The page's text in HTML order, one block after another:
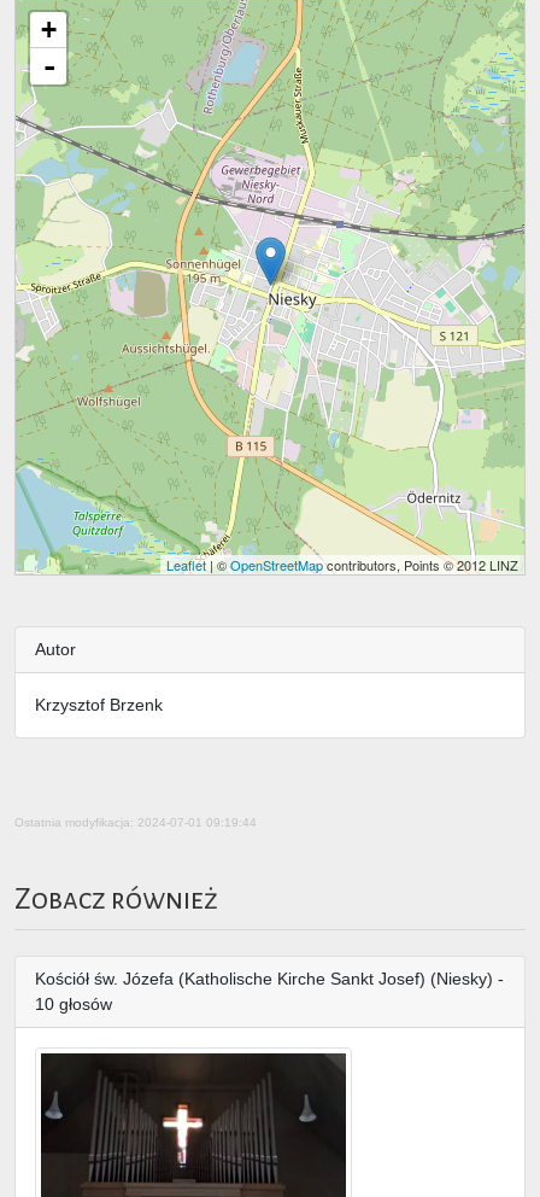
+
-
Leaflet| ©OpenStreetMapcontributors, Points © 2012 LINZ
Autor
Krzysztof Brzenk
Ostatnia modyfikacja: 2024-07-01 09:19:44
Zobacz również
Kościół św. Józefa (Katholische Kirche Sankt Josef) (Niesky) -
10 głosów